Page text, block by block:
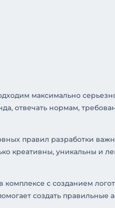
максимально
отвечать нормам,
правил разработки
креативны, уникальны и
с созданием
создать правильные